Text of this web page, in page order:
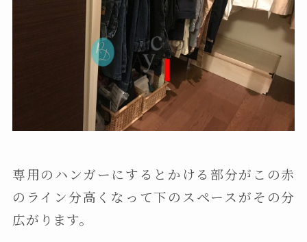
専用のハンガーにするとかける部分がこの赤
のライン分高くなって下のスペースがその分
広がります。